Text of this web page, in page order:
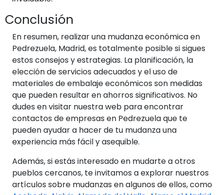
Conclusión
En resumen, realizar una mudanza económica en
Pedrezuela, Madrid, es totalmente posible si sigues
estos consejos y estrategias. La planificación, la
elección de servicios adecuados y el uso de
materiales de embalaje económicos son medidas
que pueden resultar en ahorros significativos. No
dudes en visitar nuestra web para encontrar
contactos de empresas en Pedrezuela que te
pueden ayudar a hacer de tu mudanza una
experiencia más fácil y asequible.
Además, si estás interesado en mudarte a otros
pueblos cercanos, te invitamos a explorar nuestros
artículos sobre mudanzas en algunos de ellos, como